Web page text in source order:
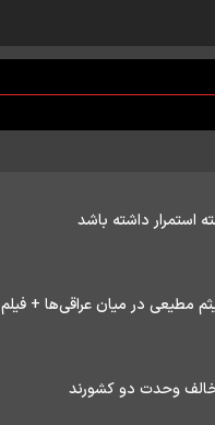
مطیعی در میان عراقی‌ها + فیلم
وحدت دو کشورند